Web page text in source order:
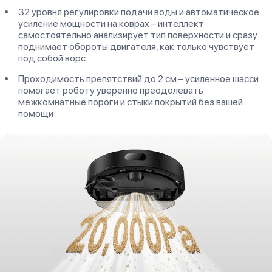
32 уровня регулировки подачи воды и автоматическое
усиление мощности на коврах – интеллект
самостоятельно анализирует тип поверхности и сразу
поднимает обороты двигателя, как только чувствует
под собой ворс
Проходимость препятствий до 2 см – усиленное шасси
помогает роботу уверенно преодолевать
межкомнатные пороги и стыки покрытий без вашей
помощи